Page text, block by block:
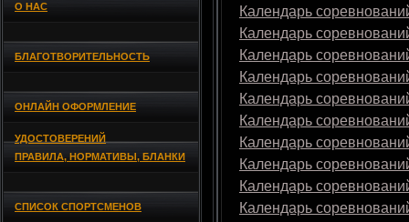
О НАС
БЛАГОТВОРИТЕЛЬНОСТЬ
ОНЛАЙН ОФОРМЛЕНИЕ
УДОСТОВЕРЕНИЙ
ПРАВИЛА, НОРМАТИВЫ, БЛАНКИ
СПИСОК СПОРТСМЕНОВ
Календарь
Календарь
Календарь
Календарь
Календарь
Календарь
Календарь
Календарь
Календарь
Календарь